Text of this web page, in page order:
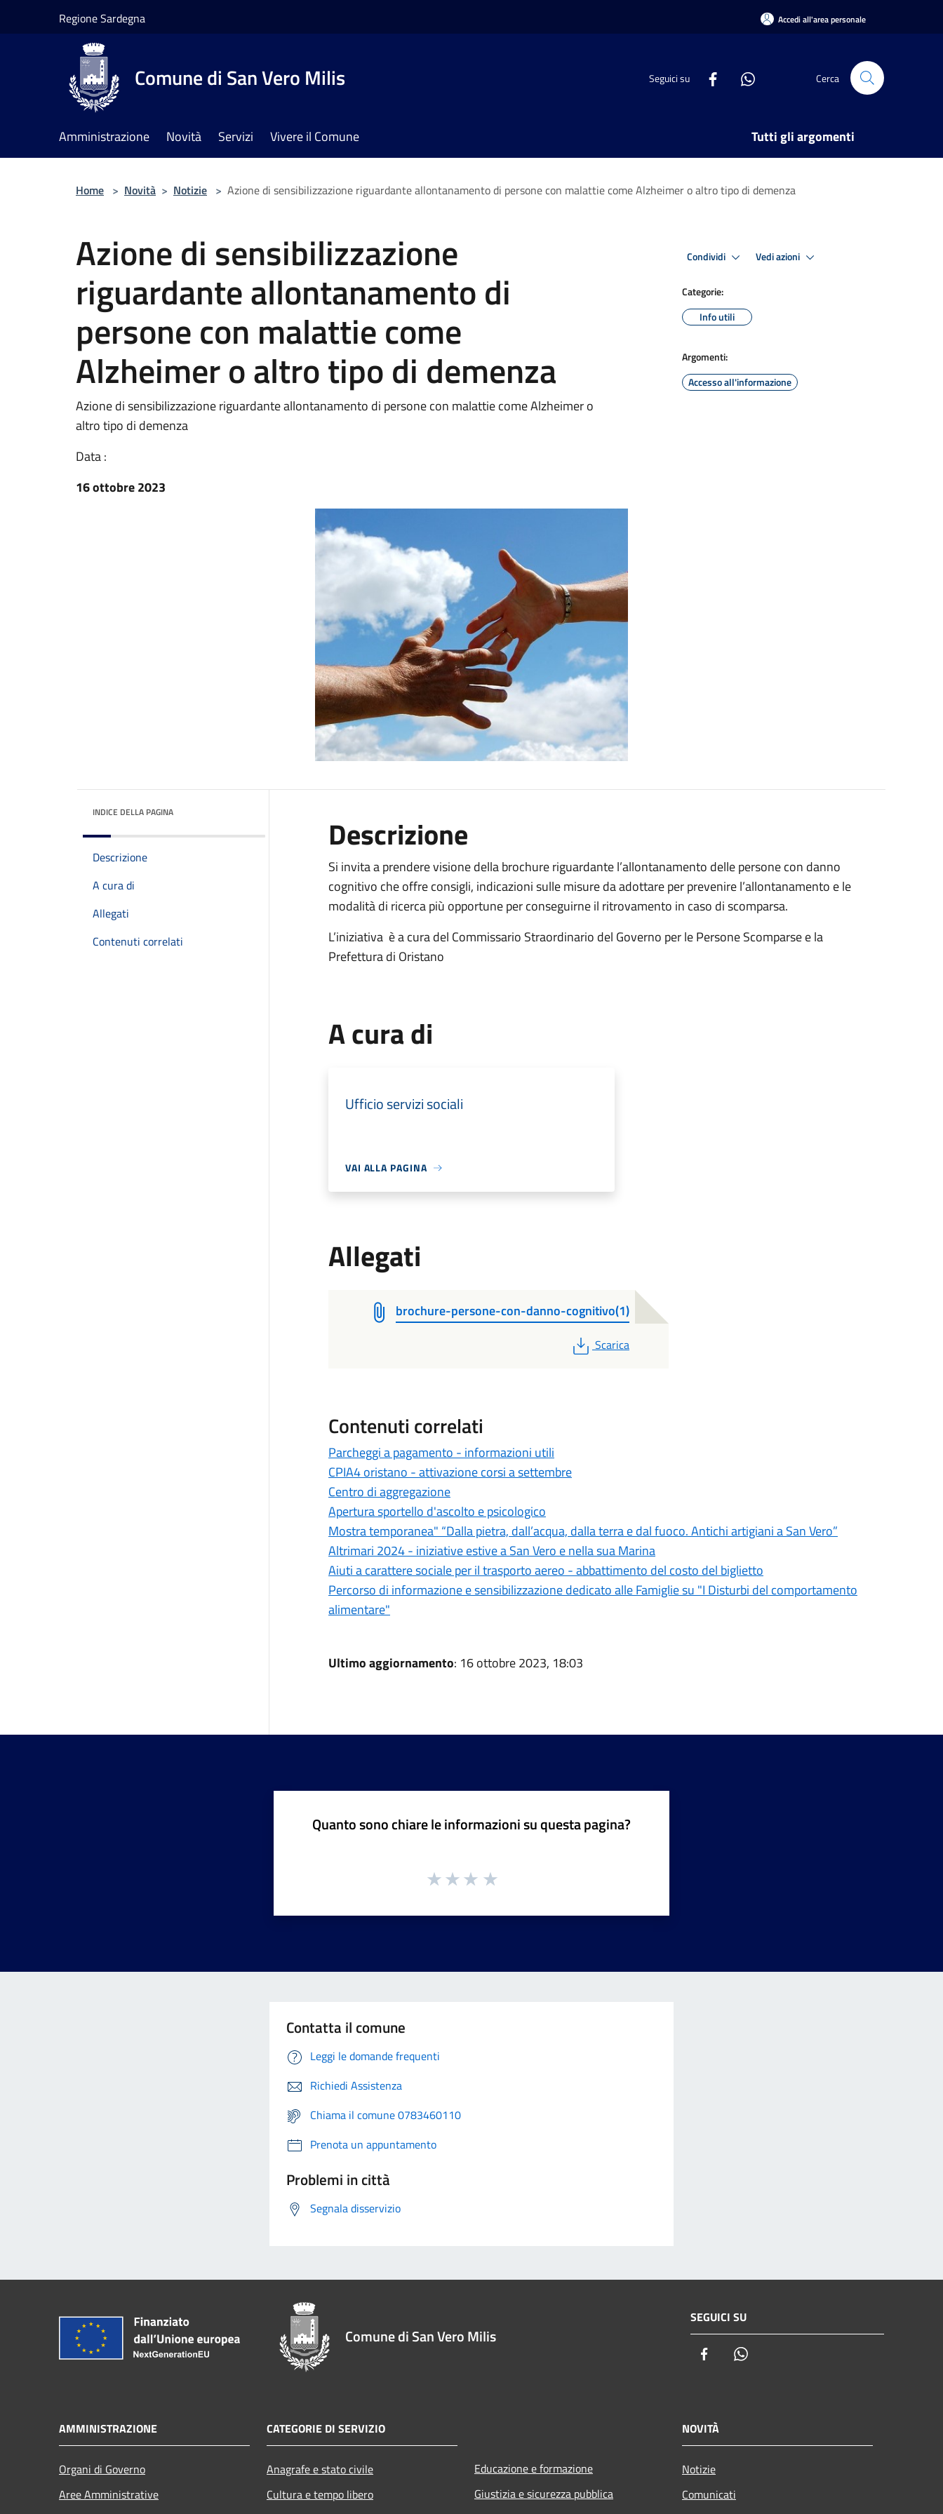
Regione Sardegna Accedi all'area personale
Comune di San Vero Milis Seguici su Cerca
Amministrazione Novità Servizi Vivere il Comune Tutti gli argomenti
Home > Novità > Notizie > Azione di sensibilizzazione riguardante allontanamento di persone con malattie come Alzheimer o altro tipo di demenza
Azione di sensibilizzazione
riguardante allontanamento di
persone con malattie come
Alzheimer o altro tipo di demenza
Azione di sensibilizzazione riguardante allontanamento di persone con malattie come Alzheimer o
altro tipo di demenza
Data :
16 ottobre 2023
Condividi Vedi azioni
Categorie:
Info utili
Argomenti:
Accesso all'informazione
INDICE DELLA PAGINA
Descrizione
A cura di
Allegati
Contenuti correlati
Descrizione
Si invita a prendere visione della brochure riguardante l’allontanamento delle persone con danno
cognitivo che offre consigli, indicazioni sulle misure da adottare per prevenire l’allontanamento e le
modalità di ricerca più opportune per conseguirne il ritrovamento in caso di scomparsa.
L’iniziativa è a cura del Commissario Straordinario del Governo per le Persone Scomparse e la
Prefettura di Oristano
A cura di
Ufficio servizi sociali
VAI ALLA PAGINA
Allegati
brochure-persone-con-danno-cognitivo(1)
PDF
Scarica
Contenuti correlati
Parcheggi a pagamento - informazioni utili
CPIA4 oristano - attivazione corsi a settembre
Centro di aggregazione
Apertura sportello d'ascolto e psicologico
Mostra temporanea" “Dalla pietra, dall’acqua, dalla terra e dal fuoco. Antichi artigiani a San Vero”
Altrimari 2024 - iniziative estive a San Vero e nella sua Marina
Aiuti a carattere sociale per il trasporto aereo - abbattimento del costo del biglietto
Percorso di informazione e sensibilizzazione dedicato alle Famiglie su "I Disturbi del comportamento
alimentare"
Ultimo aggiornamento: 16 ottobre 2023, 18:03
Quanto sono chiare le informazioni su questa pagina?
Contatta il comune
Leggi le domande frequenti
Richiedi Assistenza
Chiama il comune 0783460110
Prenota un appuntamento
Problemi in città
Segnala disservizio
Comune di San Vero Milis
SEGUICI SU
Facebook
AMMINISTRAZIONE
Organi di Governo
Aree Amministrative
CATEGORIE DI SERVIZIO
Anagrafe e stato civile
Cultura e tempo libero
Educazione e formazione
Giustizia e sicurezza pubblica
NOVITÀ
Notizie
Comunicati